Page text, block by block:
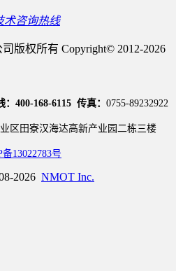
术咨询热线
版权所有 Copyright© 2012-2026
：400-168-6115 传真： 0755-89232922
区田寮汉海达高新产业园二栋三楼
13022783号
2026 NMOT Inc.